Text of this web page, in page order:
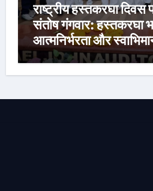
राष्ट्रीय हस्तकरघा दिवस
संतोष गंगवार: हस्तकरघा
आत्मनिर्भरता और